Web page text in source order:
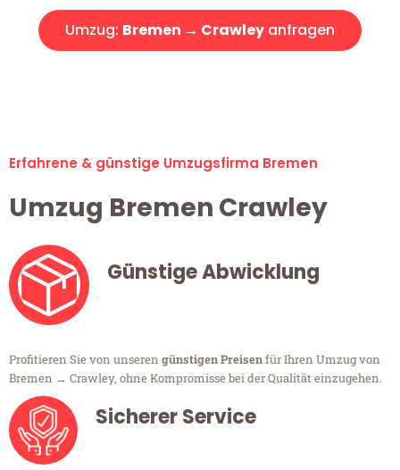
Umzug: Bremen → Crawley anfragen
Erfahrene & günstige Umzugsfirma Bremen
Umzug Bremen Crawley
Günstige Abwicklung
Profitieren Sie von unseren günstigen Preisenfür Ihren Umzug von
Bremen → Crawley, ohne Kompromisse bei der Qualität einzugehen.
Sicherer Service